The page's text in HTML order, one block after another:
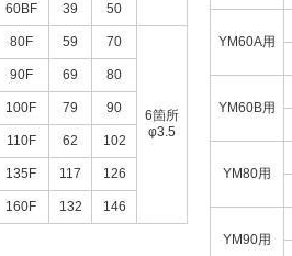
60BF 39 50
80F 59 70
6箇所
φ3.5
90F 69 80
100F 79 90
110F 62 102
135F 117 126
160F 132 146
YM60A用
YM60B用
YM80用
YM90用